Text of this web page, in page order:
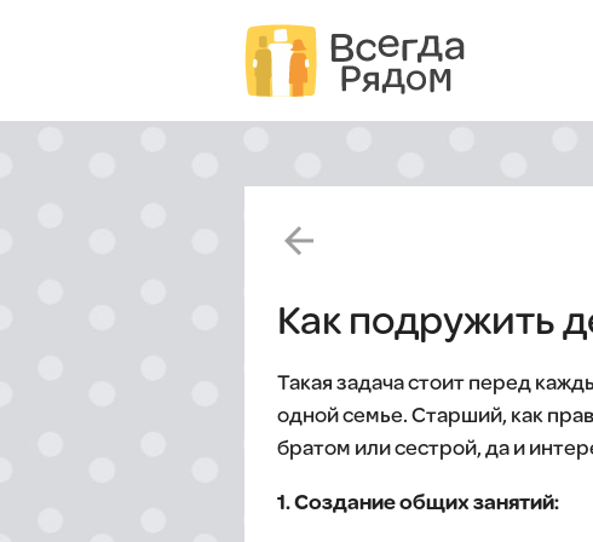
arrow_back
Как подружить
Такая задача стоит перед
одной семье. Старший, как
братом или сестрой, да и
1. Создание общих занятий: